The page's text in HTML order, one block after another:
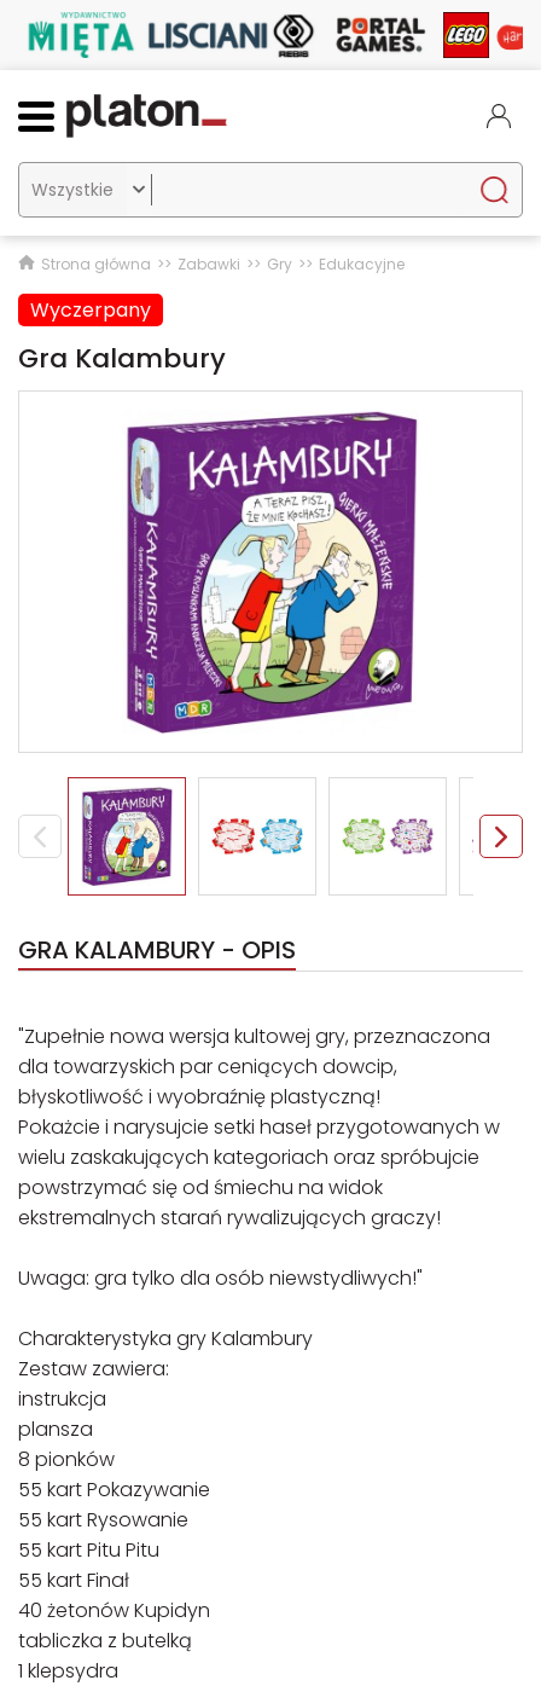

Strona główna Zabawki Gry Edukacyjne
Wyczerpany
Gra Kalambury
GRA KALAMBURY - OPIS
"Zupełnie nowa wersja kultowej gry, przeznaczona
dla towarzyskich par ceniących dowcip,
błyskotliwość i wyobraźnię plastyczną!
Pokażcie i narysujcie setki haseł przygotowanych w
wielu zaskakujących kategoriach oraz spróbujcie
powstrzymać się od śmiechu na widok
ekstremalnych starań rywalizujących graczy!
Uwaga: gra tylko dla osób niewstydliwych!"
Charakterystyka gry Kalambury
Zestaw zawiera:
instrukcja
plansza
8 pionków
55 kart Pokazywanie
55 kart Rysowanie
55 kart Pitu Pitu
55 kart Finał
40 żetonów Kupidyn
tabliczka z butelką
1 klepsydra